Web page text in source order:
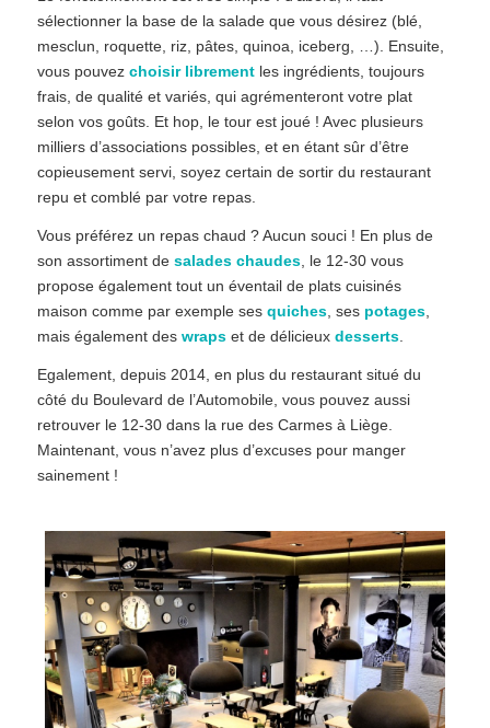
sélectionner la base de la salade que vous désirez (blé,
mesclun, roquette, riz, pâtes, quinoa, iceberg, …). Ensuite,
vous pouvez choisir librementles ingrédients, toujours
frais, de qualité et variés, qui agrémenteront votre plat
selon vos goûts. Et hop, le tour est joué ! Avec plusieurs
milliers d’associations possibles, et en étant sûr d’être
copieusement servi, soyez certain de sortir du restaurant
repu et comblé par votre repas.
Vous préférez un repas chaud ? Aucun souci ! En plus de
son assortiment de salades chaudes, le 12-30 vous
propose également tout un éventail de plats cuisinés
maison comme par exemple ses quiches, ses potages,
mais également des wrapset de délicieux desserts.
Egalement, depuis 2014, en plus du restaurant situé du
côté du Boulevard de l’Automobile, vous pouvez aussi
retrouver le 12-30 dans la rue des Carmes à Liège.
Maintenant, vous n’avez plus d’excuses pour manger
sainement !